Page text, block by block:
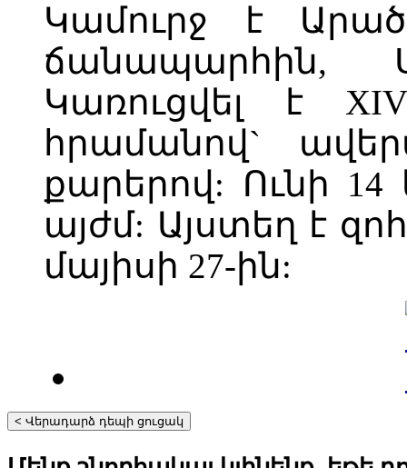
Կամուրջ է
ճանապարհին,
Կառուցվել է
հրամանով`
քարերով: Ունի
այժմ: Այստեղ է
մայիսի 27-ին: